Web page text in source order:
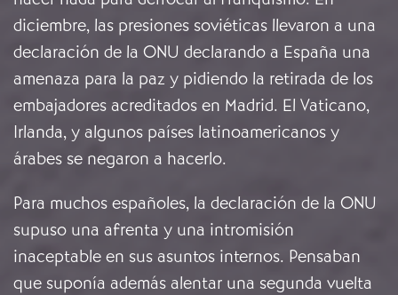
diciembre, las presiones soviéticas llevaron a una
declaración de la ONU declarando a España una
amenaza para la paz y pidiendo la retirada de los
embajadores acreditados en Madrid. El Vaticano,
Irlanda, y algunos países latinoamericanos y
árabes se negaron a hacerlo.
Para muchos españoles, la declaración de la ONU
supuso una afrenta y una intromisión
inaceptable en sus asuntos internos. Pensaban
que suponía además alentar una segunda vuelta